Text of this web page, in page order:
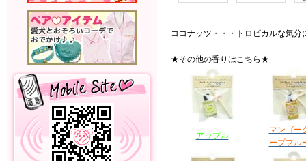
ココナッツ・・・トロピカルな気
★その他の香りはこちら★
アップル
マンゴー
ープフル